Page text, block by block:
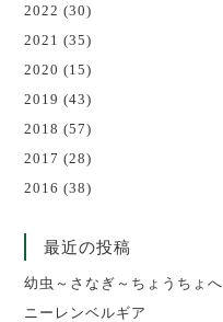
2022 (30)
2021 (35)
2020 (15)
2019 (43)
2018 (57)
2017 (28)
2016 (38)
最近の投稿
幼虫～さなぎ～ちょうちょへ
ニーレンベルギア